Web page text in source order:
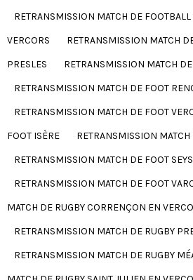
RETRANSMISSION MATCH DE
VERCORS
RETRANSMISSION MATCH
PRESLES
RETRANSMISSION MATCH
RETRANSMISSION MATCH DE FOOT
RETRANSMISSION MATCH DE FOOT
FOOT ISÈRE
RETRANSMISSION MATCH
RETRANSMISSION MATCH DE FOOT
RETRANSMISSION MATCH DE FOOT
MATCH DE RUGBY CORRENÇON EN
RETRANSMISSION MATCH DE RUGBY
RETRANSMISSION MATCH DE RUGBY